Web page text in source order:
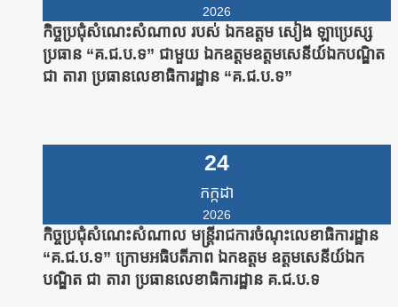
2026
កិច្ចប្រជុំសំណេះសំណាល របស់ ឯកឧត្តម សៀង ឡាប្រេស្ស
ប្រធាន “គ.ជ.ប.ទ” ជាមួយ ឯកឧត្តមឧត្តមសេនីយ៍ឯកបណ្ឌិត
ជា តារា ប្រធានលេខាធិការដ្ឋាន “គ.ជ.ប.ទ”
24
កក្កដា
2026
កិច្ចប្រជុំសំណេះសំណាល មន្រ្តីរាជការចំណុះលេខាធិការដ្ឋាន
“គ.ជ.ប.ទ” ក្រោមអធិបតីភាព ឯកឧត្តម ឧត្តមសេនីយ៍ឯក
បណ្ឌិត ជា តារា ប្រធានលេខាធិការដ្ឋាន គ.ជ.ប.ទ